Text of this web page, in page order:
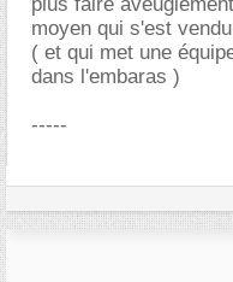
moyen qui s'est
( et qui met une
dans l'embaras )
-----